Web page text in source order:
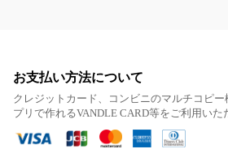
お支払い方法について
クレジットカード、コンビニのマルチコピ
プリで作れるVANDLE CARD等をご利用いた